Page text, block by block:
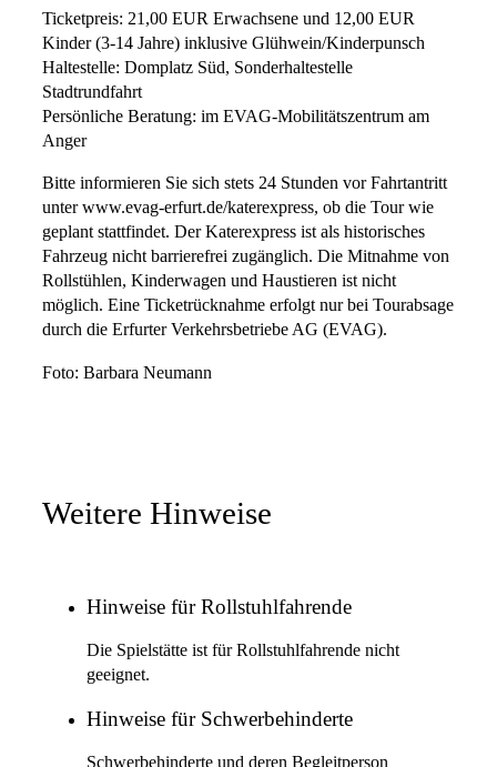
Ticketpreis: 21,00 EUR Erwachsene und 12,00 EUR
Kinder (3-14 Jahre) inklusive Glühwein/Kinderpunsch
Haltestelle: Domplatz Süd, Sonderhaltestelle
Stadtrundfahrt
Persönliche Beratung: im EVAG-Mobilitätszentrum am
Anger
Bitte informieren Sie sich stets 24 Stunden vor Fahrtantritt
unter www.evag-erfurt.de/katerexpress, ob die Tour wie
geplant stattfindet. Der Katerexpress ist als historisches
Fahrzeug nicht barrierefrei zugänglich. Die Mitnahme von
Rollstühlen, Kinderwagen und Haustieren ist nicht
möglich. Eine Ticketrücknahme erfolgt nur bei Tourabsage
durch die Erfurter Verkehrsbetriebe AG (EVAG).
Foto: Barbara Neumann
Weitere Hinweise
Hinweise für Rollstuhlfahrende
Die Spielstätte ist für Rollstuhlfahrende nicht
geeignet.
Hinweise für Schwerbehinderte